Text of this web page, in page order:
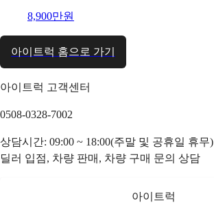
8,900만원
아이트럭 홈으로 가기
아이트럭 고객센터
0508-0328-7002
상담시간: 09:00 ~ 18:00(주말 및 공휴일 휴무)
딜러 입점, 차량 판매, 차량 구매 문의 상담
아이트럭